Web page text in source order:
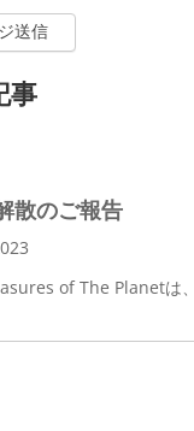
送信
事
散のご報告
of The Planetは